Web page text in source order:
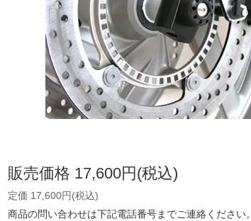
販売価格 17,600円(税込)
定価 17,600円(税込)
商品の問い合わせは下記電話番号までご連絡ください。